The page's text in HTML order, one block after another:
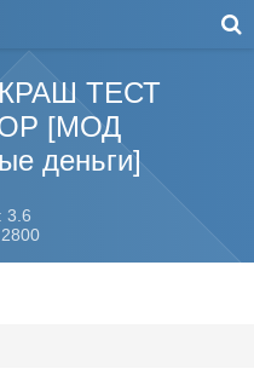
ТЕСТ
[МОД
деньги]
3.6